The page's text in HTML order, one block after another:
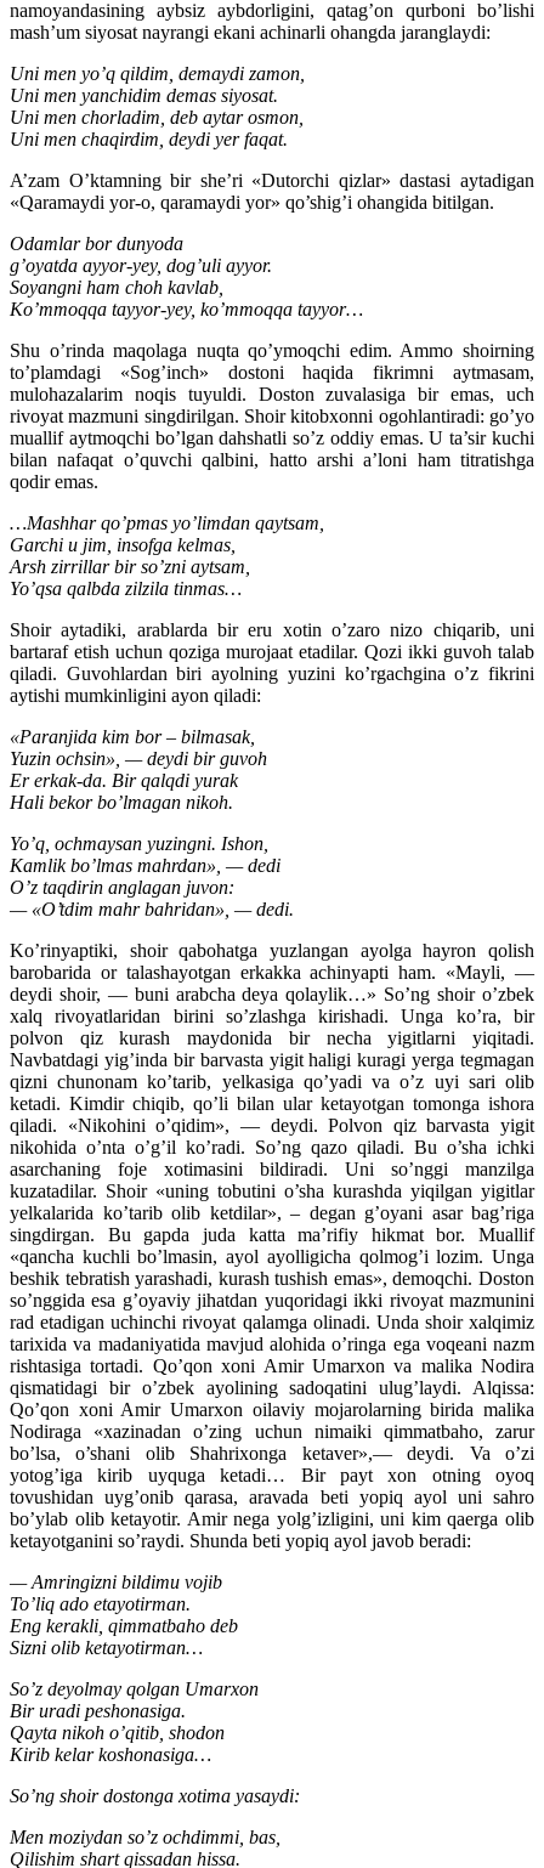
namoyandasining aybsiz aybdorligini, qatag’on qurboni bo’lishi
mash’um siyosat nayrangi ekani achinarli ohangda jaranglaydi:
Uni men yo’q qildim, demaydi zamon,
Uni men yanchidim demas siyosat.
Uni men chorladim, deb aytar osmon,
Uni men chaqirdim, deydi yer faqat.
A’zam O’ktamning bir she’ri «Dutorchi qizlar» dastasi aytadigan
«Qaramaydi yor-o, qaramaydi yor» qo’shig’i ohangida bitilgan.
Odamlar bor dunyoda
g’oyatda ayyor-yey, dog’uli ayyor.
Soyangni ham choh kavlab,
Ko’mmoqqa tayyor-yey, ko’mmoqqa tayyor…
Shu o’rinda maqolaga nuqta qo’ymoqchi edim. Ammo shoirning
to’plamdagi «Sog’inch» dostoni haqida fikrimni aytmasam,
mulohazalarim noqis tuyuldi. Doston zuvalasiga bir emas, uch
rivoyat mazmuni singdirilgan. Shoir kitobxonni ogohlantiradi: go’yo
muallif aytmoqchi bo’lgan dahshatli so’z oddiy emas. U ta’sir kuchi
bilan nafaqat o’quvchi qalbini, hatto arshi a’loni ham titratishga
qodir emas.
…Mashhar qo’pmas yo’limdan qaytsam,
Garchi u jim, insofga kelmas,
Arsh zirrillar bir so’zni aytsam,
Yo’qsa qalbda zilzila tinmas…
Shoir aytadiki, arablarda bir eru xotin o’zaro nizo chiqarib, uni
bartaraf etish uchun qoziga murojaat etadilar. Qozi ikki guvoh talab
qiladi. Guvohlardan biri ayolning yuzini ko’rgachgina o’z fikrini
aytishi mumkinligini ayon qiladi:
«Paranjida kim bor – bilmasak,
Yuzin ochsin», — deydi bir guvoh
Er erkak-da. Bir qalqdi yurak
Hali bekor bo’lmagan nikoh.
Yo’q, ochmaysan yuzingni. Ishon,
Kamlik bo’lmas mahrdan», — dedi
O’z taqdirin anglagan juvon:
— «O’tdim mahr bahridan», — dedi.
Ko’rinyaptiki, shoir qabohatga yuzlangan ayolga hayron qolish
barobarida or talashayotgan erkakka achinyapti ham. «Mayli, —
deydi shoir, — buni arabcha deya qolaylik…» So’ng shoir o’zbek
xalq rivoyatlaridan birini so’zlashga kirishadi. Unga ko’ra, bir
polvon qiz kurash maydonida bir necha yigitlarni yiqitadi.
Navbatdagi yig’inda bir barvasta yigit haligi kuragi yerga tegmagan
qizni chunonam ko’tarib, yelkasiga qo’yadi va o’z uyi sari olib
ketadi. Kimdir chiqib, qo’li bilan ular ketayotgan tomonga ishora
qiladi. «Nikohini o’qidim», — deydi. Polvon qiz barvasta yigit
nikohida o’nta o’g’il ko’radi. So’ng qazo qiladi. Bu o’sha ichki
asarchaning foje xotimasini bildiradi. Uni so’nggi manzilga
kuzatadilar. Shoir «uning tobutini o’sha kurashda yiqilgan yigitlar
yelkalarida ko’tarib olib ketdilar», – degan g’oyani asar bag’riga
singdirgan. Bu gapda juda katta ma’rifiy hikmat bor. Muallif
«qancha kuchli bo’lmasin, ayol ayolligicha qolmog’i lozim. Unga
beshik tebratish yarashadi, kurash tushish emas», demoqchi. Doston
so’nggida esa g’oyaviy jihatdan yuqoridagi ikki rivoyat mazmunini
rad etadigan uchinchi rivoyat qalamga olinadi. Unda shoir xalqimiz
tarixida va madaniyatida mavjud alohida o’ringa ega voqeani nazm
rishtasiga tortadi. Qo’qon xoni Amir Umarxon va malika Nodira
qismatidagi bir o’zbek ayolining sadoqatini ulug’laydi. Alqissa:
Qo’qon xoni Amir Umarxon oilaviy mojarolarning birida malika
Nodiraga «xazinadan o’zing uchun nimaiki qimmatbaho, zarur
bo’lsa, o’shani olib Shahrixonga ketaver»,— deydi. Va o’zi
yotog’iga kirib uyquga ketadi… Bir payt xon otning oyoq
tovushidan uyg’onib qarasa, aravada beti yopiq ayol uni sahro
bo’ylab olib ketayotir. Amir nega yolg’izligini, uni kim qaerga olib
ketayotganini so’raydi. Shunda beti yopiq ayol javob beradi:
— Amringizni bildimu vojib
To’liq ado etayotirman.
Eng kerakli, qimmatbaho deb
Sizni olib ketayotirman…
So’z deyolmay qolgan Umarxon
Bir uradi peshonasiga.
Qayta nikoh o’qitib, shodon
Kirib kelar koshonasiga…
So’ng shoir dostonga xotima yasaydi:
Men moziydan so’z ochdimmi, bas,
Qilishim shart qissadan hissa.